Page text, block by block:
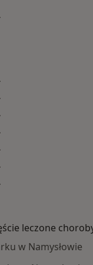
leczone
w Namysłowie